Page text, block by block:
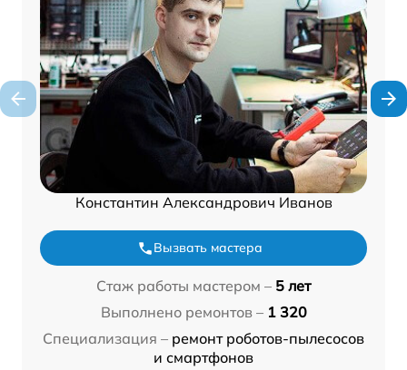
Константин Александрович Иванов
Вызвать мастера
Стаж работы мастером – 5 лет
Выполнено ремонтов – 1 320
Специализация – ремонт роботов-пылесосов
и смартфонов